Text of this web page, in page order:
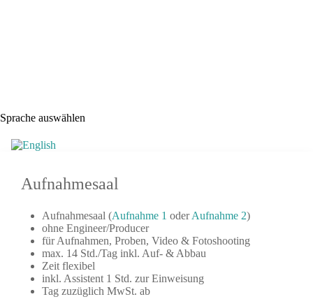
Sprache auswählen
Aufnahmesaal
Aufnahmesaal (Aufnahme 1 oderAufnahme 2)
ohne Engineer/Producer
für Aufnahmen, Proben, Video & Fotoshooting
max. 14 Std./Tag inkl. Auf- & Abbau
Zeit flexibel
inkl. Assistent 1 Std. zur Einweisung
Tag zuzüglich MwSt. ab